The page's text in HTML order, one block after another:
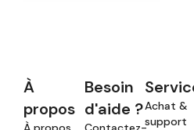
À
propos
Besoin
d'aide ?Achat &
support